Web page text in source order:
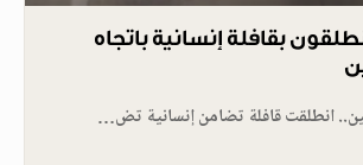
بقافلة إنسانية باتجاه
انطلقت قافلة تضامن إنسانية تض…